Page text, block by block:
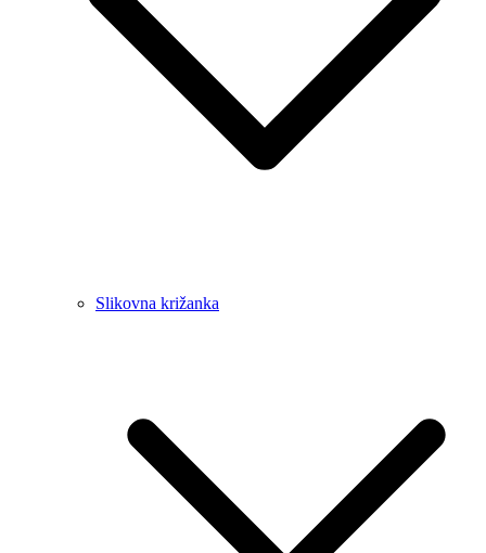
Slikovna križanka